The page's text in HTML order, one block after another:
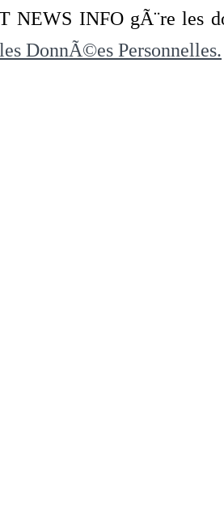
NEWS INFO gÃ¨re les
DonnÃ©es Personnelles.